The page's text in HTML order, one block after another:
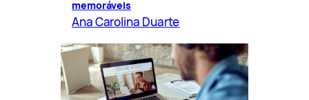
memoráveis
Ana Carolina Duarte